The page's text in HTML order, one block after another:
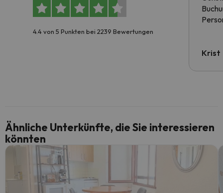
4.4 von 5 Punkten bei 2239 Bewertungen
Krist
Ähnliche Unterkünfte, die Sie interessieren
könnten